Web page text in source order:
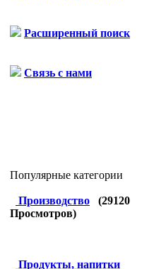
Расширенный поиск
Связь с нами
Популярные категории
Производство (29120
Просмотров)
Продукты, напитки